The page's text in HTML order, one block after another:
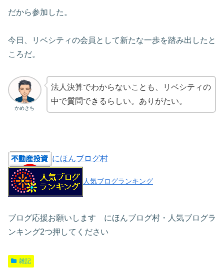
だから参加した。
今日、リベシティの会員として新たな一歩を踏み出したと
ころだ。
かめきち
法人決算でわからないことも、リベシティの
中で質問できるらしい。ありがたい。
にほんブログ村
人気ブログランキング
ブログ応援お願いします にほんブログ村・人気ブログラ
ンキング2つ押してください
雑記